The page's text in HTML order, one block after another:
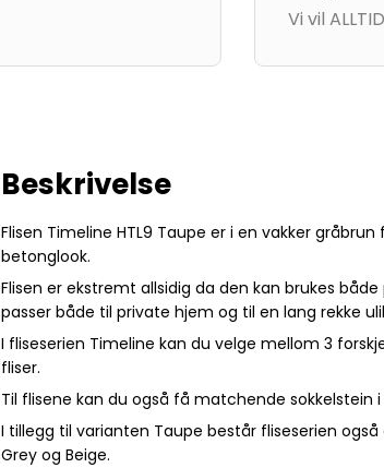
Vi vil
Beskrivelse
Flisen Timeline HTL9 Taupe er i en vakker
betonglook.
Flisen er ekstremt allsidig da den kan brukes
passer både til private hjem og til en lang rekke
I fliseserien Timeline kan du velge mellom 3
fliser.
Til flisene kan du også få matchende sokkelstein i
I tillegg til varianten Taupe består fliseserien
Grey og Beige.